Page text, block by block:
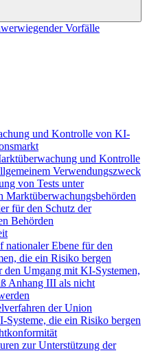
Vorfälle
und Kontrolle von KI-
und Kontrolle
Verwendungszweck
von Tests unter
Marktüberwachungsbehörden
für den Schutz der
Behörden
nationaler Ebene für den
die ein Risiko bergen
den Umgang mit KI-Systemen,
Anhang III als nicht
der Union
die ein Risiko bergen
zur Unterstützung der